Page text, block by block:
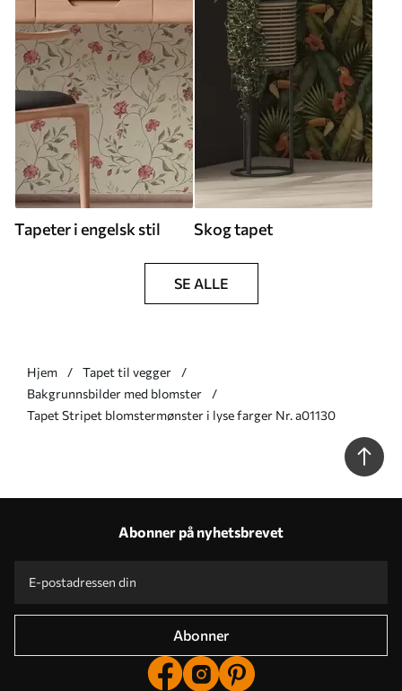
Tapeter i engelsk stil Skog tapet
SE ALLE
Hjem
Tapet til vegger
Bakgrunnsbilder med blomster
Tapet Stripet blomstermønster i lyse farger Nr. a01130
Abonner på nyhetsbrevet
Abonner